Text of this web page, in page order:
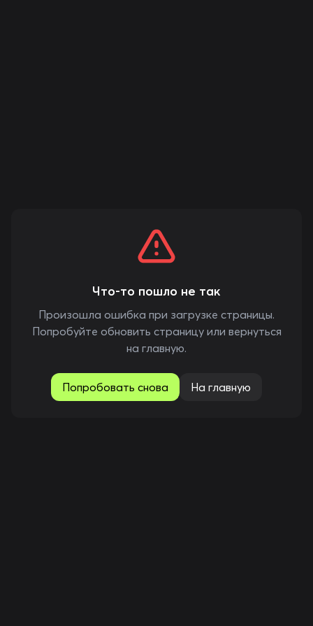
Что-то пошло не так
Произошла ошибка при загрузке страницы.
Попробуйте обновить страницу или вернуться
на главную.
Попробовать снова На главную